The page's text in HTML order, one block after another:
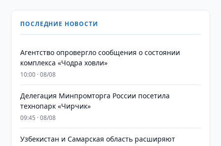
ПОСЛЕДНИЕ НОВОСТИ
Агентство опровергло сообщения о состоянии
комплекса «Чодра ховли»
10:00 · 08/08
Делегация Минпромторга России посетила
технопарк «Чирчик»
09:45 · 08/08
Узбекистан и Самарская область расширяют